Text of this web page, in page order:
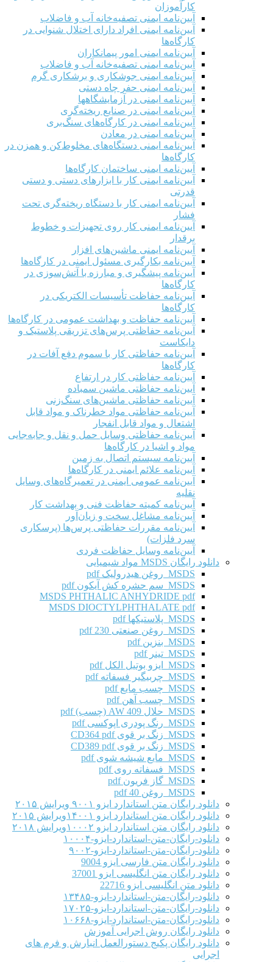
کارآموزان
آیین‌نامه ایمنی تصفیه‌خانه آب و فاضلاب
آیین‌نامه ایمنی افراد دارای اختلال شنوایی در
کارگاه‌ها
آیین‌نامه ایمنی امور پیمانکاران
آیین‌نامه ایمنی تصفیه‌خانه آب و فاضلاب
آیین‌نامه ایمنی جوشکاری و برشکاری گرم
آیین‌نامه ایمنی حفر چاه دستی
آیین‌نامه ایمنی در آزمایشگاهها
آیین‌نامه ایمنی در صنایع ریخته‌گری
آیین‌نامه ایمنی در کارگاه‌های سنگ‌بری
آیین‌نامه ایمنی در معادن
آیین‌نامه ایمنی دستگاه‌های مخلوط‌کن و همزن در
کارگاه‌ها
آیین‌نامه ایمنی ساختمان کارگاه‌ها
آیین‌نامه ایمنی کار با ابزارهای دستی و دستی
قدرتی
آیین‌نامه ایمنی کار با دستگاه ریخته‌گری تحت
فشار
آیین‌نامه ایمنی کار روی تجهیزات و خطوط
برقدار
آیین‌نامه ایمنی ماشین‌های افزار
آیین‌نامه بکارگیری مسئول ایمنی در کارگاه‌ها
آیین‌نامه پیشگیری و مبارزه با آتش‌سوزی در
کارگاه‌ها
آیین‌نامه حفاظت تأسیسات الکتریکی در
کارگاه‌ها
آیین‌نامه حفاظت و بهداشت عمومی در کارگاه‌ها
آیین‌نامه حفاظتی پرس‌های تزریقی پلاستیک و
دایکاست
آیین‌نامه حفاظتی کار با سموم دفع آفات در
کارگاه‌ها
آیین‌نامه حفاظتی کار در ارتفاع
آیین‌نامه حفاظتی ماشین سمباده
آیین‌نامه حفاظتی ماشین‌های سنگ‌زنی
آیین‌نامه حفاظتی مواد خطرناک و مواد قابل
اشتعال و مواد قابل انفجار
آیین‌نامه حفاظتی وسایل حمل و نقل و جابه‌جایی
مواد و اشیا در کارگاه‌ها
آیین‌نامه سیستم اتصال به زمین
آیین‌نامه علائم ایمنی در کارگاه‌ها
آیین‌نامه عمومی ایمنی در تعمیرگاه‌های وسایل
نقلیه
آیین‌نامه کمیته حفاظت فنی و بهداشت کار
آیین‌نامه مشاغل سخت و زیان‌آور
آیین‌نامه مقررات حفاظتی پرس‌ها (پرسکاری
سرد فلزات)
آیین‌نامه وسایل حفاظت فردی
دانلود رایگان MSDS مواد شیمیایی
MSDS روغن هیدرولیک pdf
MSDS سم حشره کش آیکون pdf
MSDS PHTHALIC ANHYDRIDE pdf
MSDS DIOCTYLPHTHALATE pdf
MSDS پلاستیکها pdf
MSDS روغن صنعتی 230 pdf
MSDS بنزین pdf
MSDS تینر pdf
MSDS ایزو بوتیل الکل pdf
MSDS چربیگیر فسفاته pdf
MSDS چسب مایع pdf
MSDS چسب آهن pdf
MSDS حلال AW 409 (چسب) pdf
MSDS رنگ پودری اپوکسی pdf
MSDS زنگ بر قوی CD364 pdf
MSDS زنگ بر قوی CD389 pdf
MSDS مایع شیشه شوی pdf
MSDS فسفاته روی pdf
MSDS گاز فریون pdf
MSDS روغن 40 pdf
دانلود رایگان متن استاندارد ایزو ۹۰۰۱ ویرایش ۲۰۱۵
دانلود رایگان متن استاندارد ایزو ۱۴۰۰۱ویرایش ۲۰۱۵
دانلود رایگان متن استاندارد ایزو ۱۰۰۰۲ویرایش ۲۰۱۸
دانلود-رایگان-متن-استاندارد-ایزو-۱۰۰۰۴
دانلود-رایگان-متن-استاندارد-ایزو-۹۰۰۲
دانلود رایگان متن فارسی ایزو 9004
دانلود رایگان متن انگلیسی ایزو 37001
دانلود متن انگلیسی ایزو 22716
دانلود-رایگان-متن-استاندارد-ایزو-۱۳۴۸۵
دانلود-رایگان-متن-استاندارد-ایزو-۱۷۰۲۵
دانلود-رایگان-متن-استاندارد-ایزو-۱۰۶۶۸
دانلود رایگان روش اجرایی آموزش
دانلود رایگان پکیج دستورالعمل انبارش و فرم های
اجرایی